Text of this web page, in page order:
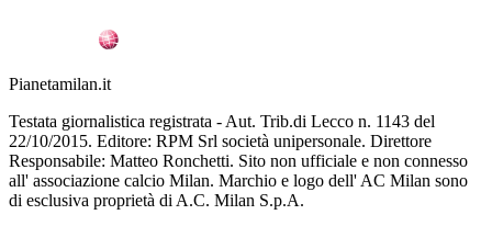
Pianetamilan.it
Testata giornalistica registrata - Aut. Trib.di Lecco n. 1143 del
22/10/2015. Editore: RPM Srl società unipersonale. Direttore
Responsabile: Matteo Ronchetti. Sito non ufficiale e non connesso
all' associazione calcio Milan. Marchio e logo dell' AC Milan sono
di esclusiva proprietà di A.C. Milan S.p.A.